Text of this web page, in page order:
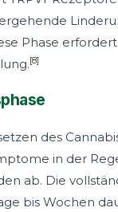
Phase
[8]
des
in der
ab. Die
bis Wochen